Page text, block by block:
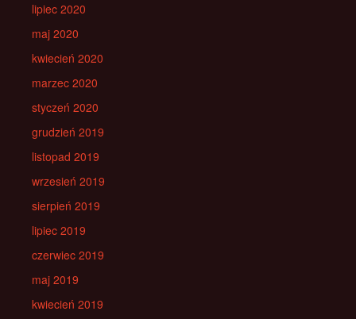
lipiec 2020
maj 2020
kwiecień 2020
marzec 2020
styczeń 2020
grudzień 2019
listopad 2019
wrzesień 2019
sierpień 2019
lipiec 2019
czerwiec 2019
maj 2019
kwiecień 2019